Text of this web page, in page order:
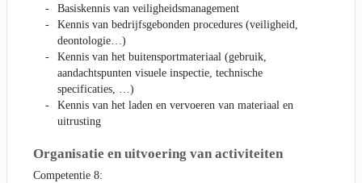
Basiskennis van veiligheidsmanagement
Kennis van bedrijfsgebonden procedures (veiligheid,
deontologie…)
Kennis van het buitensportmateriaal (gebruik,
aandachtspunten visuele inspectie, technische
specificaties, …)
Kennis van het laden en vervoeren van materiaal en
uitrusting
Organisatie en uitvoering van activiteiten
Competentie 8: